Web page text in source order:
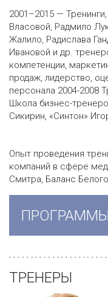
2001–2015 —
Власовой, Радмило
Жалило, Радислава
Ивановой и др.
компетенции,
продаж, лидерство,
персонала 2004-2008
Школа бизнес-
Сикирин, «Синтон»
Опыт проведения
компаний в сфере
Смитра, Баланс
ТРЕНЕРЫ